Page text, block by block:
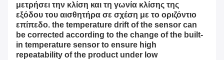
μετρήσει την κλίση και τη γωνία κλίσης της
εξόδου του αισθητήρα σε σχέση με το οριζόντιο
επίπεδο. the temperature drift of the sensor can
be corrected according to the change of the built-
in temperature sensor to ensure high
repeatability of the product under low